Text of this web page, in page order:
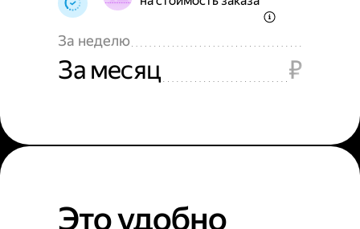
За неделю
За месяц ₽
Это удобно